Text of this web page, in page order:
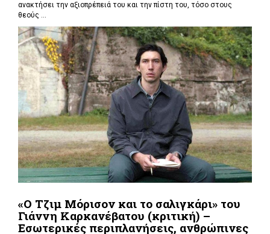
ανακτήσει την αξιοπρέπειά του και την πίστη του, τόσο στους
θεούς ...
«Ο Τζιμ Μόρισον και το σαλιγκάρι» του
Γιάννη Καρκανέβατου (κριτική) –
Εσωτερικές περιπλανήσεις, ανθρώπινες